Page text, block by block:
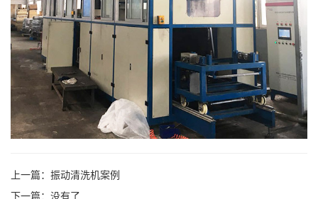
上一篇： 振动清洗机案例
下一篇：没有了